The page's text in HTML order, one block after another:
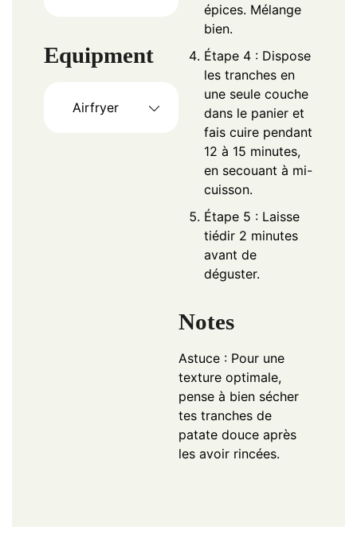
Equipment
Airfryer
épices. Mélange
bien.
Étape 4 : Dispose
les tranches en
une seule couche
dans le panier et
fais cuire pendant
12 à 15 minutes,
en secouant à mi-
cuisson.
Étape 5 : Laisse
tiédir 2 minutes
avant de
déguster.
Notes
Astuce : Pour une
texture optimale,
pense à bien sécher
tes tranches de
patate douce après
les avoir rincées.